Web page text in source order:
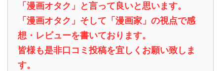
「漫画オタク」と言って良いと思います。
「漫画オタク」そして「漫画家」の視点で感
想・レビューを書いております。
皆様も是非口コミ投稿を宜しくお願い致しま
す。